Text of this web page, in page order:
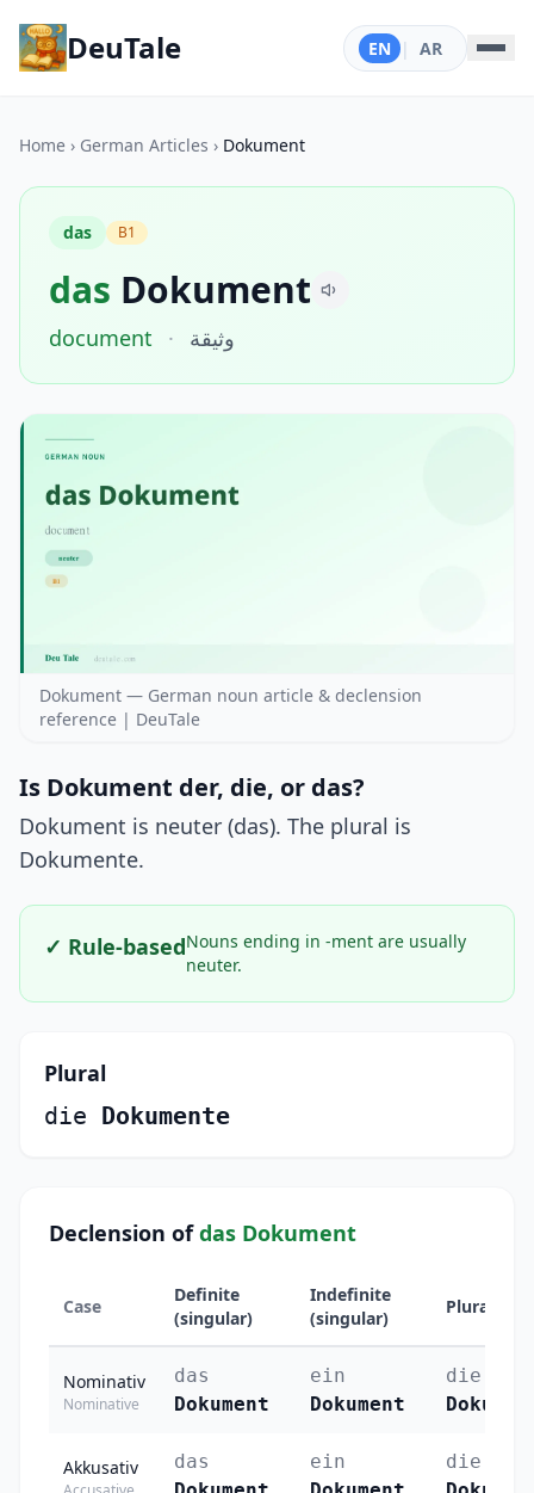
DeuTale EN | AR
Home › German Articles › Dokument
das B1
das Dokument
document · وثيقة
Dokument — German noun article & declension
reference | DeuTale
Is Dokument der, die, or das?
Dokument is neuter (das). The plural is
Dokumente.
✓ Rule-basedNouns ending in -ment are usually
neuter.
Plural
die Dokumente
Declension ofdas Dokument
Case
Definite
(singular)
Indefinite
(singular)
Plural
Nominativ
Nominative
das
Dokument
ein
Dokument
die
Akkusativ
das
ein
die